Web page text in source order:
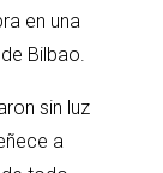
en una
Bilbao.
sin luz
a